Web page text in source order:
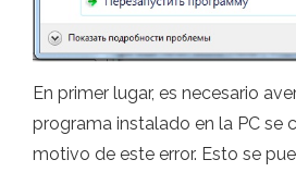
En primer lugar, es necesario
programa instalado en la PC se
motivo de este error. Esto se